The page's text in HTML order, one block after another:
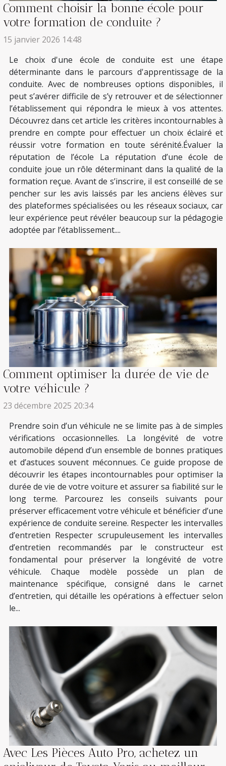
Comment choisir la bonne école pour
votre formation de conduite ?
15 janvier 2026 14:48
Le choix d'une école de conduite est une étape
déterminante dans le parcours d'apprentissage de la
conduite. Avec de nombreuses options disponibles, il
peut s’avérer difficile de s’y retrouver et de sélectionner
l’établissement qui répondra le mieux à vos attentes.
Découvrez dans cet article les critères incontournables à
prendre en compte pour effectuer un choix éclairé et
réussir votre formation en toute sérénité.Évaluer la
réputation de l’école La réputation d’une école de
conduite joue un rôle déterminant dans la qualité de la
formation reçue. Avant de s’inscrire, il est conseillé de se
pencher sur les avis laissés par les anciens élèves sur
des plateformes spécialisées ou les réseaux sociaux, car
leur expérience peut révéler beaucoup sur la pédagogie
adoptée par l’établissement....
Comment optimiser la durée de vie de
votre véhicule ?
23 décembre 2025 20:34
Prendre soin d’un véhicule ne se limite pas à de simples
vérifications occasionnelles. La longévité de votre
automobile dépend d’un ensemble de bonnes pratiques
et d’astuces souvent méconnues. Ce guide propose de
découvrir les étapes incontournables pour optimiser la
durée de vie de votre voiture et assurer sa fiabilité sur le
long terme. Parcourez les conseils suivants pour
préserver efficacement votre véhicule et bénéficier d’une
expérience de conduite sereine. Respecter les intervalles
d’entretien Respecter scrupuleusement les intervalles
d’entretien recommandés par le constructeur est
fondamental pour préserver la longévité de votre
véhicule. Chaque modèle possède un plan de
maintenance spécifique, consigné dans le carnet
d’entretien, qui détaille les opérations à effectuer selon
le...
Avec Les Pièces Auto Pro, achetez un